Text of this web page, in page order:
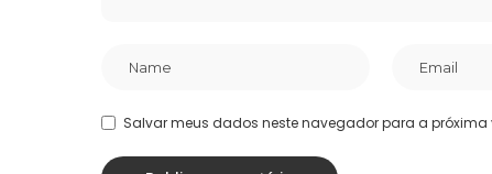
Salvar meus dados neste navegador para a próxima